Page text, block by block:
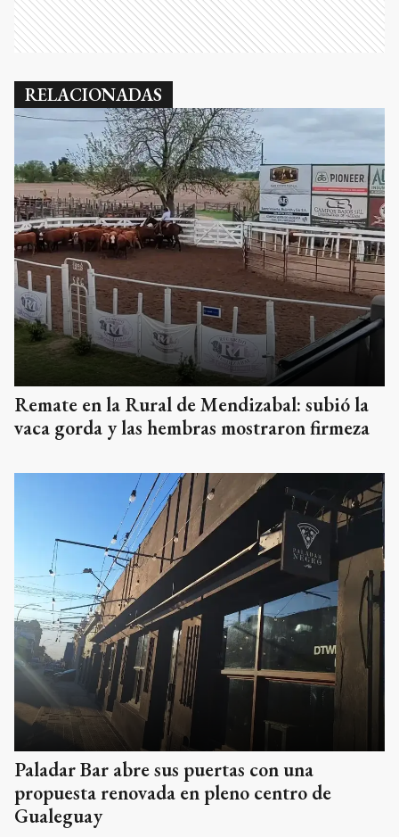
RELACIONADAS
Remate en la Rural de Mendizabal: subió la
vaca gorda y las hembras mostraron firmeza
Paladar Bar abre sus puertas con una
propuesta renovada en pleno centro de
Gualeguay